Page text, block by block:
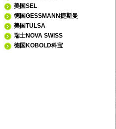
美国SEL
德国GESSMANN捷斯曼
美国TULSA
瑞士NOVA SWISS
德国KOBOLD科宝